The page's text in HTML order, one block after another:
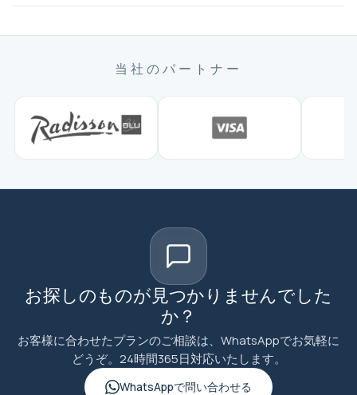
当社のパートナー
お探しのものが見つかりませんでした
か？
お客様に合わせたプランのご相談は、WhatsAppでお気軽に
どうぞ。24時間365日対応いたします。
WhatsAppで問い合わせる